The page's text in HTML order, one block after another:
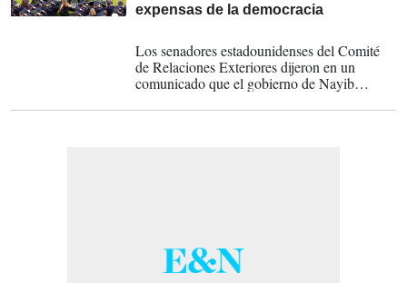
expensas de la democracia
Los senadores estadounidenses del Comité
de Relaciones Exteriores dijeron en un
comunicado que el gobierno de Nayib
que la seguridad debe hacerse a expensas de